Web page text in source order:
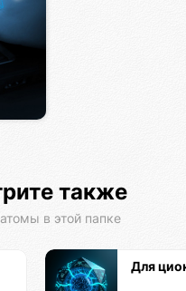
также
в этой папке
Для